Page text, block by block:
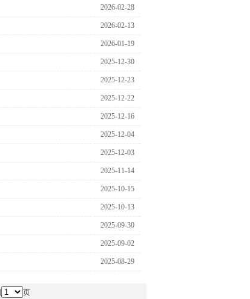
2026-02-28
2026-02-13
2026-01-19
2025-12-30
2025-12-23
2025-12-22
2025-12-16
2025-12-04
2025-12-03
2025-11-14
2025-10-15
2025-10-13
2025-09-30
2025-09-02
2025-08-29
页